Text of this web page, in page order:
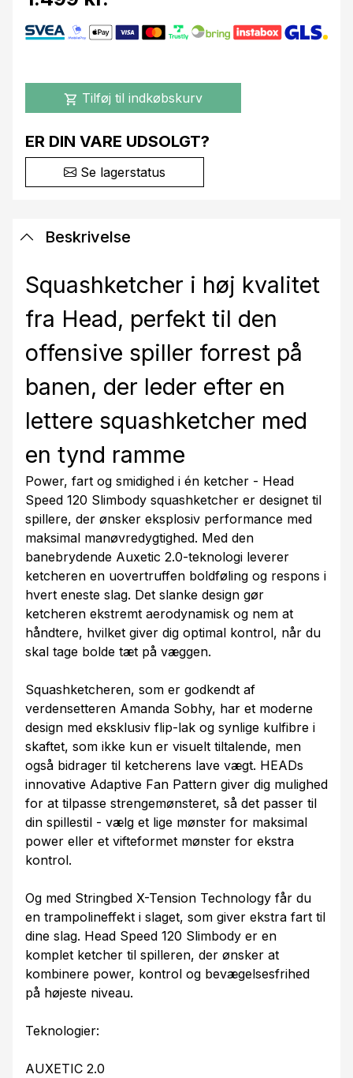
shopping_cart Tilføj til indkøbskurv
ER DIN VARE UDSOLGT?
Se lagerstatus
Beskrivelse
Squashketcher i høj kvalitet
fra Head, perfekt til den
offensive spiller forrest på
banen, der leder efter en
lettere squashketcher med
en tynd ramme
Power, fart og smidighed i én ketcher - Head
Speed 120 Slimbody squashketcher er designet til
spillere, der ønsker eksplosiv performance med
maksimal manøvredygtighed. Med den
banebrydende Auxetic 2.0-teknologi leverer
ketcheren en uovertruffen boldføling og respons i
hvert eneste slag. Det slanke design gør
ketcheren ekstremt aerodynamisk og nem at
håndtere, hvilket giver dig optimal kontrol, når du
skal tage bolde tæt på væggen.
Squashketcheren, som er godkendt af
verdensetteren Amanda Sobhy, har et moderne
design med eksklusiv flip-lak og synlige kulfibre i
skaftet, som ikke kun er visuelt tiltalende, men
også bidrager til ketcherens lave vægt. HEADs
innovative Adaptive Fan Pattern giver dig mulighed
for at tilpasse strengemønsteret, så det passer til
din spillestil - vælg et lige mønster for maksimal
power eller et vifteformet mønster for ekstra
kontrol.
Og med Stringbed X-Tension Technology får du
en trampolineffekt i slaget, som giver ekstra fart til
dine slag. Head Speed 120 Slimbody er en
komplet ketcher til spilleren, der ønsker at
kombinere power, kontrol og bevægelsesfrihed
på højeste niveau.
Teknologier:
AUXETIC 2.0